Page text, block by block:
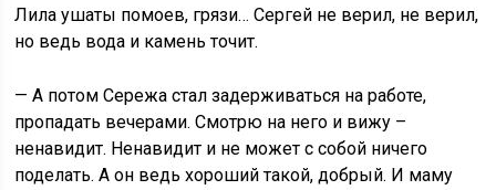
Лила ушаты помоев, грязи… Сергей не верил, не верил,
но ведь вода и камень точит.
— А потом Сережа стал задерживаться на работе,
пропадать вечерами. Смотрю на него и вижу –
ненавидит. Ненавидит и не может с собой ничего
поделать. А он ведь хороший такой, добрый. И маму